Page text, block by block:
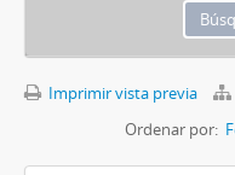
Imprimir vista previa
Ordenar por: